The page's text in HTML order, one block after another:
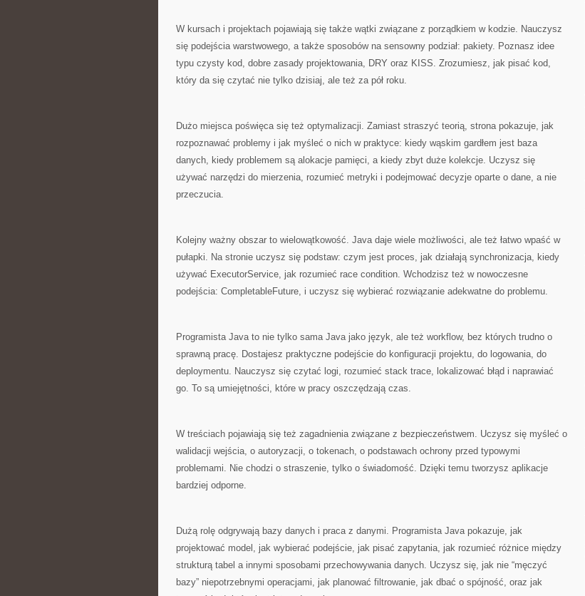
W kursach i projektach pojawiają się także wątki związane z porządkiem w kodzie. Nauczysz
się podejścia warstwowego, a także sposobów na sensowny podział: pakiety. Poznasz idee
typu czysty kod, dobre zasady projektowania, DRY oraz KISS. Zrozumiesz, jak pisać kod,
który da się czytać nie tylko dzisiaj, ale też za pół roku.
Dużo miejsca poświęca się też optymalizacji. Zamiast straszyć teorią, strona pokazuje, jak
rozpoznawać problemy i jak myśleć o nich w praktyce: kiedy wąskim gardłem jest baza
danych, kiedy problemem są alokacje pamięci, a kiedy zbyt duże kolekcje. Uczysz się
używać narzędzi do mierzenia, rozumieć metryki i podejmować decyzje oparte o dane, a nie
przeczucia.
Kolejny ważny obszar to wielowątkowość. Java daje wiele możliwości, ale też łatwo wpaść w
pułapki. Na stronie uczysz się podstaw: czym jest proces, jak działają synchronizacja, kiedy
używać ExecutorService, jak rozumieć race condition. Wchodzisz też w nowoczesne
podejścia: CompletableFuture, i uczysz się wybierać rozwiązanie adekwatne do problemu.
Programista Java to nie tylko sama Java jako język, ale też workflow, bez których trudno o
sprawną pracę. Dostajesz praktyczne podejście do konfiguracji projektu, do logowania, do
deploymentu. Nauczysz się czytać logi, rozumieć stack trace, lokalizować błąd i naprawiać
go. To są umiejętności, które w pracy oszczędzają czas.
W treściach pojawiają się też zagadnienia związane z bezpieczeństwem. Uczysz się myśleć o
walidacji wejścia, o autoryzacji, o tokenach, o podstawach ochrony przed typowymi
problemami. Nie chodzi o straszenie, tylko o świadomość. Dzięki temu tworzysz aplikacje
bardziej odporne.
Dużą rolę odgrywają bazy danych i praca z danymi. Programista Java pokazuje, jak
projektować model, jak wybierać podejście, jak pisać zapytania, jak rozumieć różnice między
strukturą tabel a innymi sposobami przechowywania danych. Uczysz się, jak nie “męczyć
bazy” niepotrzebnymi operacjami, jak planować filtrowanie, jak dbać o spójność, oraz jak